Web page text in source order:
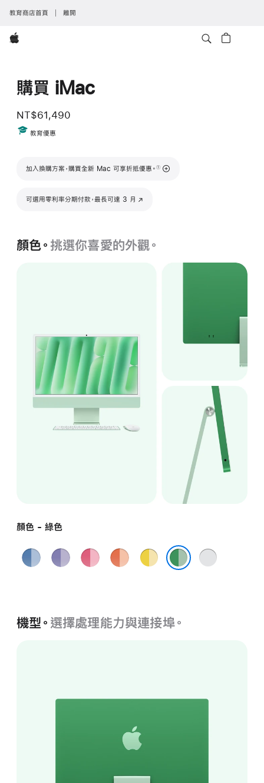
教育商店首頁 離開
Apple
購買 iMac
NT$61,490
Includes
教育優惠
加入換購方案，購買全新 Mac 可享折抵優惠。
註腳
①
可選用零利率分期付款，最長可達 3 月
(以新視窗開啟)
顏色。 挑選你喜愛的外觀。
顏色 - 綠色
藍
色
紫
色
粉
紅
橙
色
黃
銀
機型。 選擇處理能力與連接埠。